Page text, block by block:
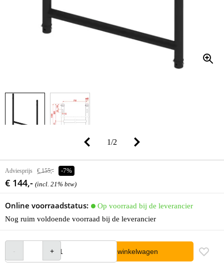
1/2
Adviesprijs € 155,- -7%
€ 144,- (incl. 21% btw)
Online voorraadstatus:
Op voorraad bij de leverancier
Nog ruim voldoende voorraad bij de leverancier
In winkelwagen